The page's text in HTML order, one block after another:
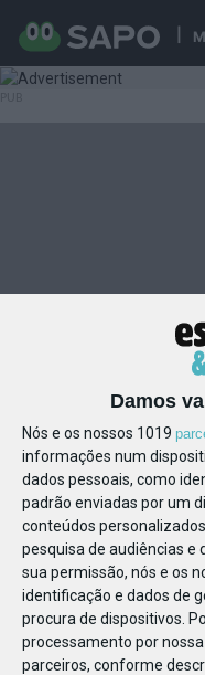
Damos
Nós e os nossos 1019
informações num
dados pessoais, como
padrão enviadas por um
conteúdos
pesquisa de audiências e
sua permissão, nós e os
identificação e dados de
procura de dispositivos.
processamento por
parceiros, conforme